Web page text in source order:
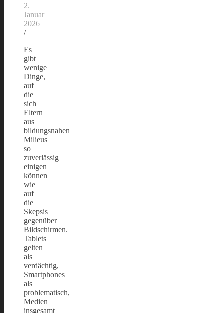
2.
Januar
2026
/
Es
gibt
wenige
Dinge,
auf
die
sich
Eltern
aus
bildungsnahen
Milieus
so
zuverlässig
einigen
können
wie
auf
die
Skepsis
gegenüber
Bildschirmen.
Tablets
gelten
als
verdächtig,
Smartphones
als
problematisch,
Medien
insgesamt